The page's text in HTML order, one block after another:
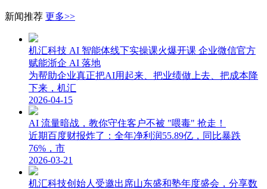
新闻推荐 更多>>
机汇科技 AI 智能体线下实操课火爆开课 企业微信官方
赋能浙企 AI 落地
为帮助企业真正把AI用起来、把业绩做上去、把成本降
下来，机汇
2026-04-15
AI 流量暗战，教你守住客户不被 "喂毒" 抢走！
近期百度财报炸了：全年净利润55.89亿，同比暴跌
76%，市
2026-03-21
机汇科技创始人受邀出席山东盛和塾年度盛会，分享数